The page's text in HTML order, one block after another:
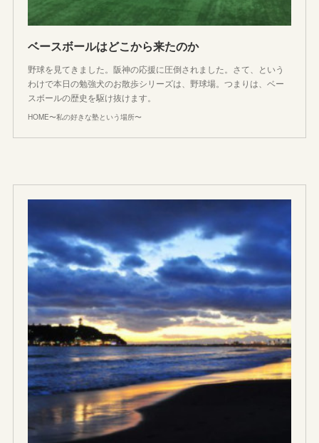
ベースボールはどこから来たのか
野球を見てきました。阪神の応援に圧倒されました。さて、という
わけで本日の勉強犬のお散歩シリーズは、野球場。つまりは、ベー
スボールの歴史を駆け抜けます。
HOME〜私の好きな塾という場所〜